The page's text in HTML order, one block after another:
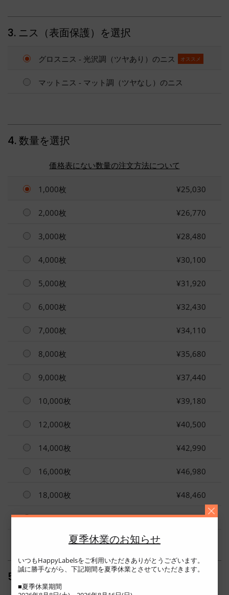
3. ニス（表面保護）を選択
グロスニス - 光沢調（ツヤあり）のニス オススメ
マットニス - マット調（ツヤなし）のニス
4. 数量を選択
価格表にない数量の注文方法について
1,000枚 ¥25,030
2,000枚 ¥26,770
3,000枚 ¥28,480
4,000枚 ¥30,100
5,000枚 ¥31,920
6,000枚 ¥32,430
7,000枚 ¥34,110
8,000枚 ¥35,680
9,000枚 ¥37,440
10,000枚 ¥39,180
12,000枚 ¥40,500
14,000枚 ¥42,990
16,000枚 ¥46,980
18,000枚 ¥48,460
20,000枚 ¥50,970
5. 出荷プランを選択
夏季休業のお知らせ
いつもHappyLabelsをご利用いただきありがとうございます。
誠に勝手ながら、下記期間を夏季休業とさせていただきます。
■夏季休業期間